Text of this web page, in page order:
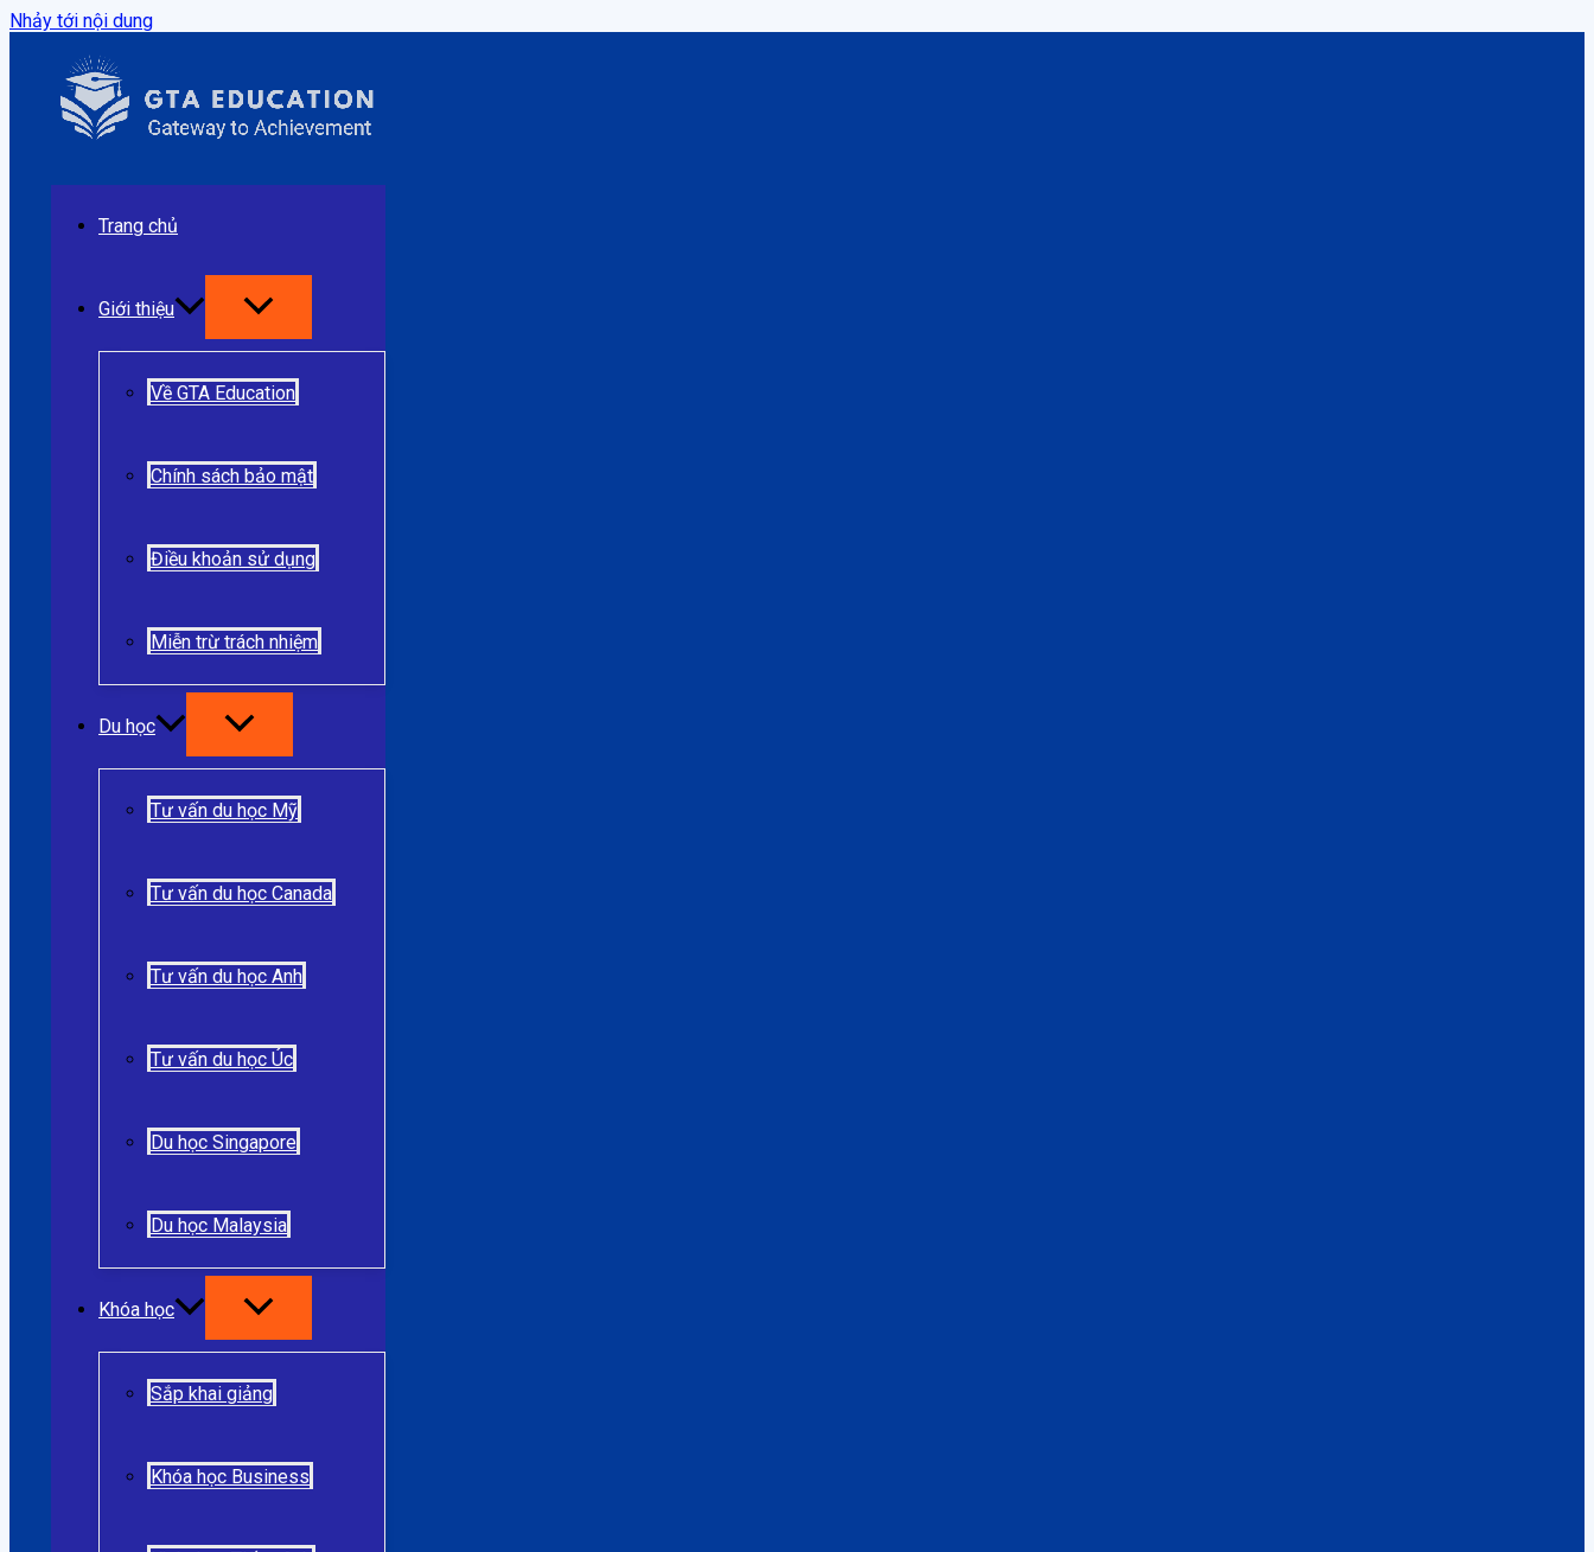
Nhảy tới nội dung
Trang chủ
Giới thiệu
Về GTA Education
Chính sách bảo mật
Điều khoản sử dụng
Miễn trừ trách nhiệm
Du học
Tư vấn du học Mỹ
Tư vấn du học Canada
Tư vấn du học Anh
Tư vấn du học Úc
Du học Singapore
Du học Malaysia
Khóa học
Sắp khai giảng
Khóa học Business